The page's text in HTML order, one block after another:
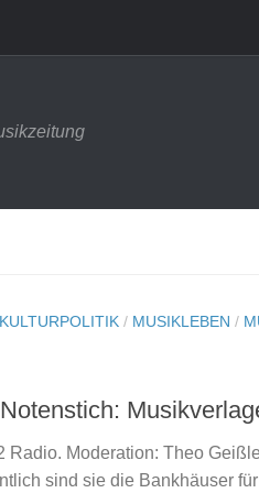
KULTURPOLITIK / MUSIKLEBEN /
Radio. Moderation: Theo
sind sie die Bankhäuser